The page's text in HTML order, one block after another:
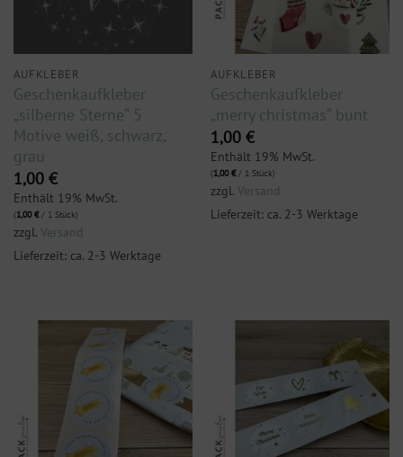
AUFKLEBER
Geschenkaufkleber
„silberne Sterne“ 5
Motive weiß, schwarz,
grau
1,00 €
Enthält 19% MwSt.
(1,00€/ 1 Stück)
zzgl. Versand
Lieferzeit: ca. 2-3 Werktage
AUFKLEBER
Geschenkaufkleber
„merry christmas“ bunt
1,00 €
Enthält 19% MwSt.
(1,00€/ 1 Stück)
zzgl. Versand
Lieferzeit: ca. 2-3 Werktage